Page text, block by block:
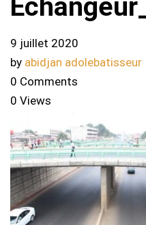
9 juillet 2020
by abidjan adolebatisseur
0 Comments
0 Views